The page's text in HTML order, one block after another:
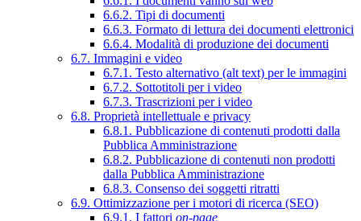
6.6.2. Tipi di documenti
6.6.3. Formato di lettura dei documenti elettronici
6.6.4. Modalità di produzione dei documenti
6.7. Immagini e video
6.7.1. Testo alternativo (alt text) per le immagini
6.7.2. Sottotitoli per i video
6.7.3. Trascrizioni per i video
6.8. Proprietà intellettuale e privacy
6.8.1. Pubblicazione di contenuti prodotti dalla
Pubblica Amministrazione
6.8.2. Pubblicazione di contenuti non prodotti
dalla Pubblica Amministrazione
6.8.3. Consenso dei soggetti ritratti
6.9. Ottimizzazione per i motori di ricerca (SEO)
6.9.1. I fattori on-page